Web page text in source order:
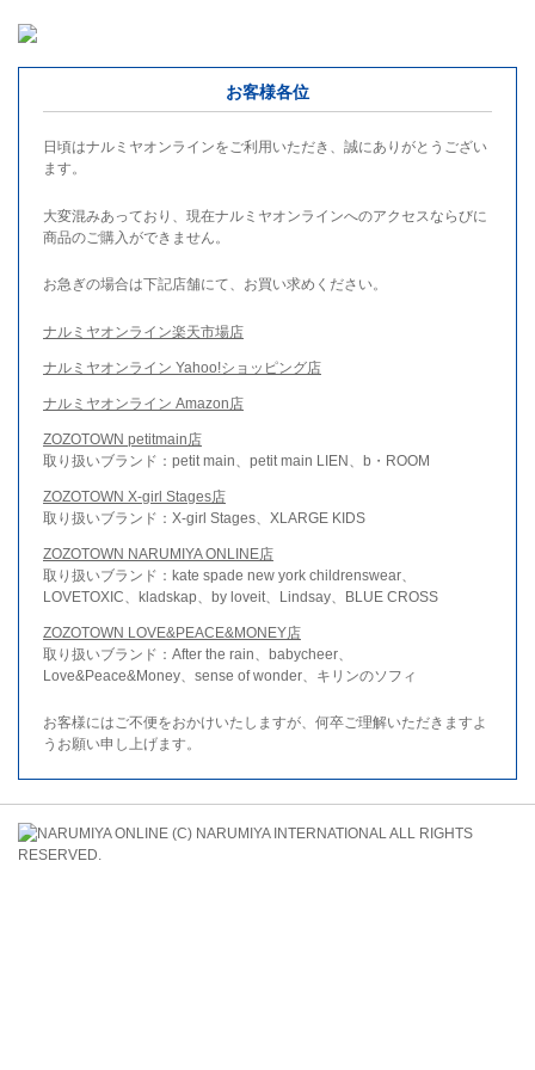
お客様各位
日頃はナルミヤオンラインをご利用いただき、誠にありがとうござい
ます。
大変混みあっており、現在ナルミヤオンラインへのアクセスならびに
商品のご購入ができません。
お急ぎの場合は下記店舗にて、お買い求めください。
ナルミヤオンライン楽天市場店
ナルミヤオンライン Yahoo!ショッピング店
ナルミヤオンライン Amazon店
ZOZOTOWN petitmain店
取り扱いブランド：petit main、petit main LIEN、b・ROOM
ZOZOTOWN X-girl Stages店
取り扱いブランド：X-girl Stages、XLARGE KIDS
ZOZOTOWN NARUMIYA ONLINE店
取り扱いブランド：kate spade new york childrenswear、
LOVETOXIC、kladskap、by loveit、Lindsay、BLUE CROSS
ZOZOTOWN LOVE&PEACE&MONEY店
取り扱いブランド：After the rain、babycheer、
Love&Peace&Money、sense of wonder、キリンのソフィ
お客様にはご不便をおかけいたしますが、何卒ご理解いただきますよ
うお願い申し上げます。